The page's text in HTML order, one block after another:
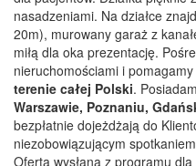
nasadzeniami. Na działce
20m), murowany garaż z
miłą dla oka prezentację.
nieruchomościami i
terenie całej Polski.
Warszawie, Poznaniu,
bezpłatnie dojeżdżają do
niezobowiązującym
Oferta wysłana z programu